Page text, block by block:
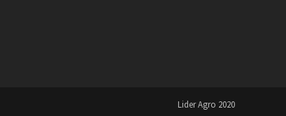
Lider Agro 2020